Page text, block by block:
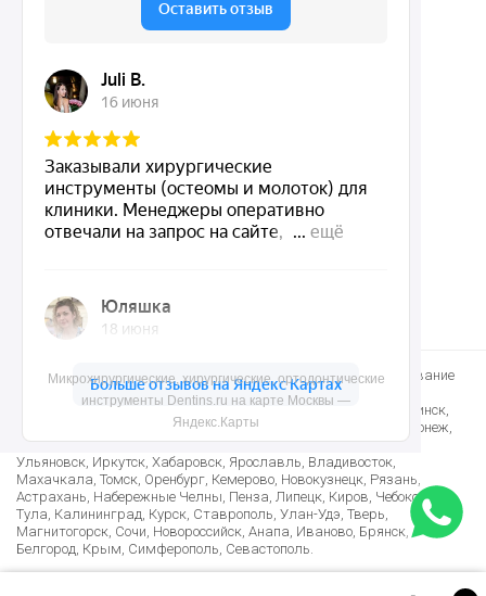
Микрохирургические, хирургические, ортодонтические
инструменты Dentins.ru на карте Москвы —
Яндекс.Карты
Доставка и контакты
Карта сайта
Контакты
8 (495) 150-55-92
mail@dentins.ru
Быстро доставим стоматологические инструменты и оборудование
по Москве, Санкт-Петербургу и в другие регионы: Краснодар,
Новосибирск, Екатеринбург, Нижний Новгород, Казань, Челябинск,
Омск, Самара, Ростов-на-Дону, Уфа, Красноярск, Пермь, Воронеж,
Волгоград, Саратов, Тюмень, Тольятти, Ижевск, Барнаул,
Ульяновск, Иркутск, Хабаровск, Ярославль, Владивосток,
Махачкала, Томск, Оренбург, Кемерово, Новокузнецк, Рязань,
Астрахань, Набережные Челны, Пенза, Липецк, Киров, Чебоксары,
Тула, Калининград, Курск, Ставрополь, Улан-Удэ, Тверь,
Магнитогорск, Сочи, Новороссийск, Анапа, Иваново, Брянск,
Белгород, Крым, Симферополь, Севастополь.
Лучшие условия доставки в Армению, Казахстан, Беларусь,